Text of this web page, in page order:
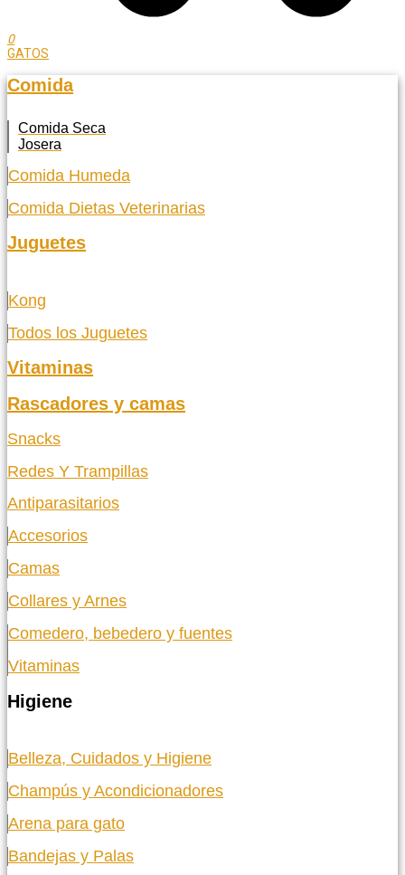
0
GATOS
Comida
Comida Seca
Josera
Comida Humeda
Comida Dietas Veterinarias
Juguetes
Kong
Todos los Juguetes
Vitaminas
Rascadores y camas
Snacks
Redes Y Trampillas
Antiparasitarios
Accesorios
Camas
Collares y Arnes
Comedero, bebedero y fuentes
Vitaminas
Higiene
Belleza, Cuidados y Higiene
Champús y Acondicionadores
Arena para gato
Bandejas y Palas